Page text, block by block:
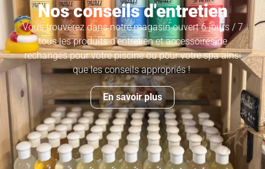
Nos conseils d'entretien
Vous trouverez dans notre magasin ouvert 6 jours / 7
tous les produits d’entretien et accessoires de
rechanges pour votre piscine ou pour votre spa ainsi
que les conseils appropriés !
En savoir plus